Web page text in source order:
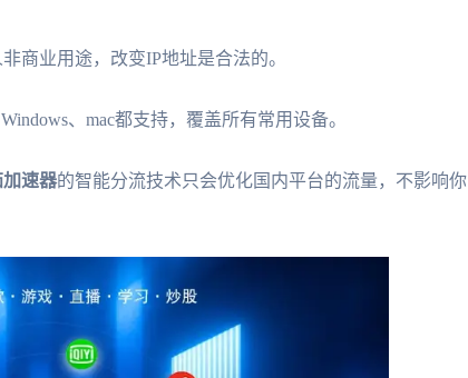
商业用途，改变IP地址是合法的。
、mac都支持，覆盖所有常用设备。
速器的智能分流技术只会优化国内平台的流量，不影响你